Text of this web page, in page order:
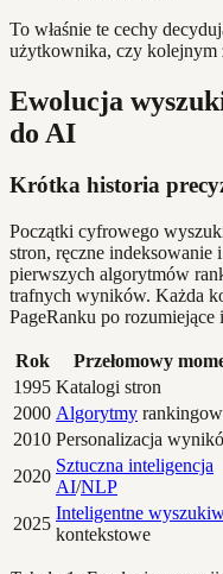
To właśnie te cechy
użytkownika, czy kolejnym
Ewolucja
do AI
Krótka historia
Początki cyfrowego
stron, ręczne
pierwszych algorytmów
trafnych wyników. Każda
PageRanku po rozumiejące
Rok Przełomowy
1995 Katalogi stron
2000 Algorytmy
2010 Personalizacja
2020
Sztuczna inteligencja
AI/NLP
2025
Inteligentne
kontekstowe